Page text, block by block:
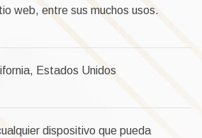
web, entre sus muchos usos.
Estados Unidos
dispositivo que pueda